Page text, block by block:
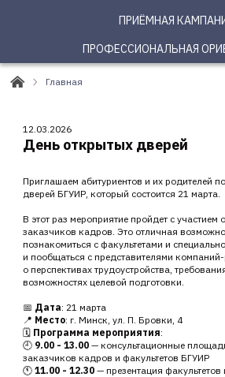
ПРИЁМНАЯ
ПРОФЕССИОНАЛЬНАЯ
Главная
12.03.2026
День открытых дверей
Приглашаем абитуриентов и их родителей
дверей БГУИР, который состоится 21 марта.
В этот раз мероприятие пройдет с участием
заказчиков кадров. Это отличная
познакомиться с факультетами и
и пообщаться с представителями компаний-
о перспективах трудоустройства,
возможностях целевой подготовки.
📅 Дата: 21 марта
📍 Место: г. Минск, ул. П. Бровки, 4
🗓 Программа мероприятия:
🕘 9.00 - 13.00 — консультационные
заказчиков кадров и факультетов БГУИР
🕚 11.00 - 12.30 — презентация факультетов